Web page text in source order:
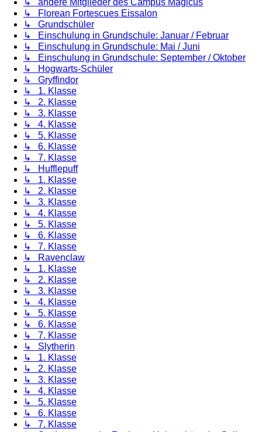
↳ andere Mitglieder des Campus Magicus
↳ Florean Fortescues Eissalon
↳ Grundschüler
↳ Einschulung in Grundschule: Januar / Februar
↳ Einschulung in Grundschule: Mai / Juni
↳ Einschulung in Grundschule: September / Oktober
↳ Hogwarts-Schüler
↳ Gryffindor
↳ 1. Klasse
↳ 2. Klasse
↳ 3. Klasse
↳ 4. Klasse
↳ 5. Klasse
↳ 6. Klasse
↳ 7. Klasse
↳ Hufflepuff
↳ 1. Klasse
↳ 2. Klasse
↳ 3. Klasse
↳ 4. Klasse
↳ 5. Klasse
↳ 6. Klasse
↳ 7. Klasse
↳ Ravenclaw
↳ 1. Klasse
↳ 2. Klasse
↳ 3. Klasse
↳ 4. Klasse
↳ 5. Klasse
↳ 6. Klasse
↳ 7. Klasse
↳ Slytherin
↳ 1. Klasse
↳ 2. Klasse
↳ 3. Klasse
↳ 4. Klasse
↳ 5. Klasse
↳ 6. Klasse
↳ 7. Klasse